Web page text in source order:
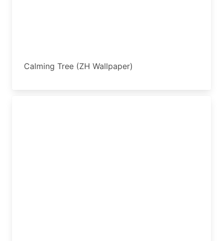
Calming Tree (ZH Wallpaper)